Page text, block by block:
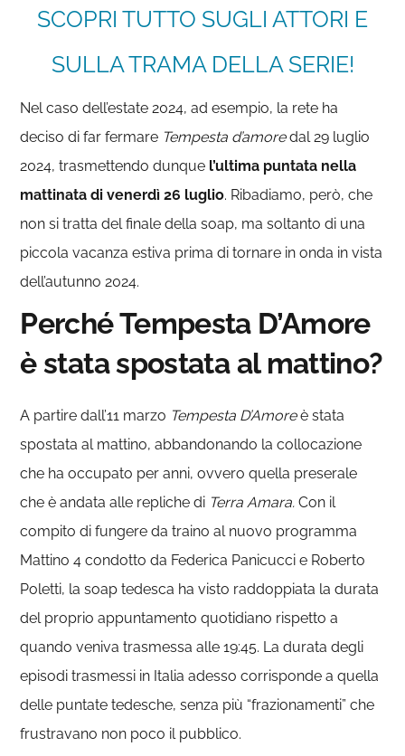
SCOPRI TUTTO SUGLI ATTORI E
SULLA TRAMA DELLA SERIE!
Nel caso dell’estate 2024, ad esempio, la rete ha
deciso di far fermare Tempesta d’amoredal 29 luglio
2024, trasmettendo dunque l’ultima puntata nella
mattinata di venerdì 26 luglio. Ribadiamo, però, che
non si tratta del finale della soap, ma soltanto di una
piccola vacanza estiva prima di tornare in onda in vista
dell’autunno 2024.
Perché Tempesta D’Amore
è stata spostata al mattino?
A partire dall’11 marzo Tempesta D’Amoreè stata
spostata al mattino, abbandonando la collocazione
che ha occupato per anni, ovvero quella preserale
che è andata alle repliche di Terra Amara. Con il
compito di fungere da traino al nuovo programma
Mattino 4 condotto da Federica Panicucci e Roberto
Poletti, la soap tedesca ha visto raddoppiata la durata
del proprio appuntamento quotidiano rispetto a
quando veniva trasmessa alle 19:45. La durata degli
episodi trasmessi in Italia adesso corrisponde a quella
delle puntate tedesche, senza più “frazionamenti” che
frustravano non poco il pubblico.